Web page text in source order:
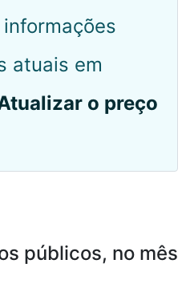
atuais em
o preço
públicos, no mês